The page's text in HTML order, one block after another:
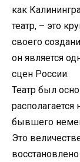
как
театр, – это
своего
он является
сцен России.
Театр был
бывшего
Это